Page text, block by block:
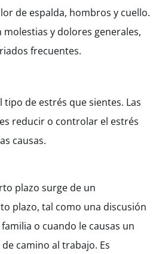
de espalda, hombros y cuello.
molestias y dolores generales,
frecuentes.
de estrés que sientes. Las
reducir o controlar el estrés
causas.
plazo surge de un
plazo, tal como una discusión
o cuando le causas un
camino al trabajo. Es